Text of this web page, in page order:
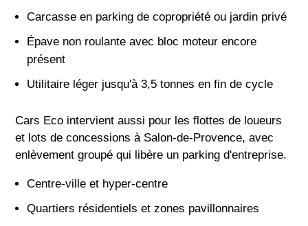
Carcasse en parking de copropriété ou jardin privé
Épave non roulante avec bloc moteur encore
présent
Utilitaire léger jusqu'à 3,5 tonnes en fin de cycle
Cars Eco intervient aussi pour les flottes de loueurs
et lots de concessions à Salon-de-Provence, avec
enlèvement groupé qui libère un parking d'entreprise.
Centre-ville et hyper-centre
Quartiers résidentiels et zones pavillonnaires